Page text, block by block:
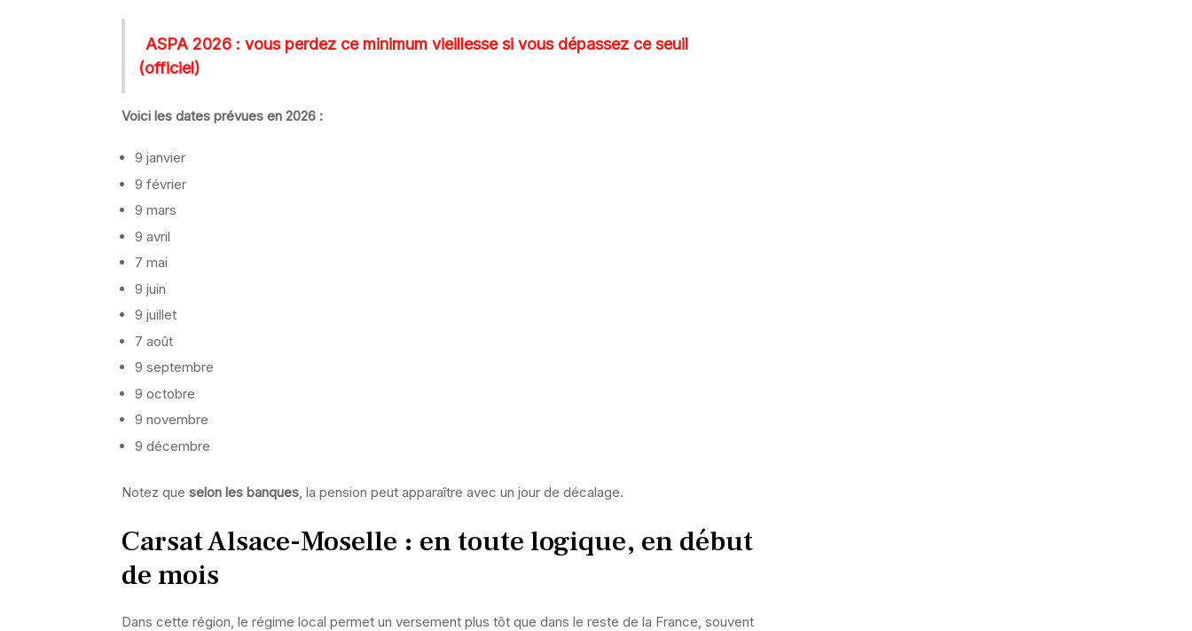
ASPA 2026 : vous perdez ce minimum vieillesse si vous dépassez ce seuil
(officiel)
Voici les dates prévues en 2026 :
9 janvier
9 février
9 mars
9 avril
7 mai
9 juin
9 juillet
7 août
9 septembre
9 octobre
9 novembre
9 décembre
Notez que selon les banques , la pension peut apparaître avec un jour de décalage.
Carsat Alsace-Moselle : en toute logique, en début
de mois
Dans cette région, le régime local permet un versement plus tôt que dans le reste de la France, souvent